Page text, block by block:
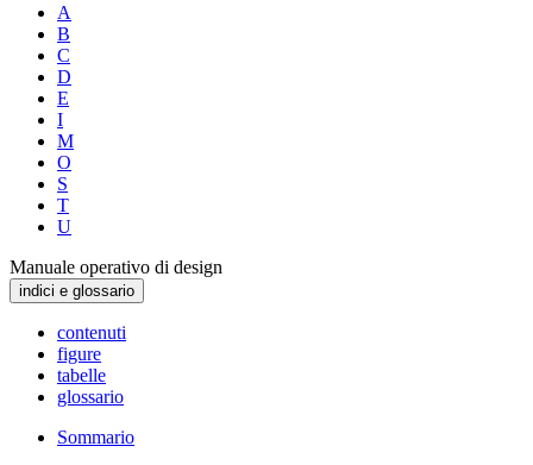
A
B
C
D
E
I
M
O
S
T
U
Manuale operativo di design
indici e glossario
contenuti
figure
tabelle
glossario
Sommario